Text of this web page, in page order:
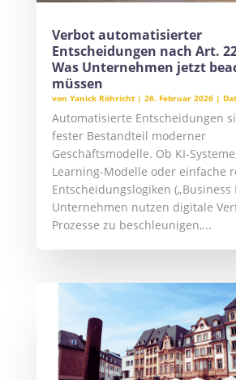
Verbot automatisierter
Entscheidungen nach Art. 22
Was Unternehmen jetzt
müssen
von Yanick Röhricht| 26. Februar 2026|
Automatisierte Entscheidungen
fester Bestandteil moderner
Geschäftsmodelle. Ob KI-
Learning-Modelle oder einfache
Entscheidungslogiken („Business
Unternehmen nutzen digitale
Prozesse zu beschleunigen,...